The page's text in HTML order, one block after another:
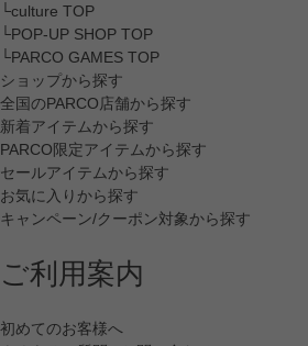
└culture TOP
└POP-UP SHOP TOP
└PARCO GAMES TOP
ショップから探す
全国のPARCO店舗から探す
新着アイテムから探す
PARCO限定アイテムから探す
セールアイテムから探す
お気に入りから探す
キャンペーン/クーポン対象から探す
ご利用案内
初めてのお客様へ